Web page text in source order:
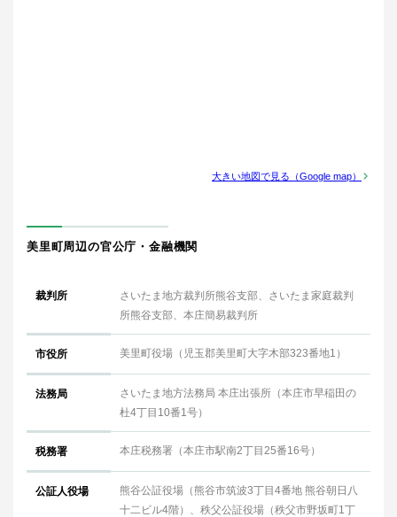
大きい地図で見る（Google map）
美里町周辺の官公庁・金融機関
裁判所
さいたま地方裁判所熊谷支部、さいたま家庭裁判
所熊谷支部、本庄簡易裁判所
市役所 美里町役場（児玉郡美里町大字木部323番地1）
法務局
さいたま地方法務局 本庄出張所（本庄市早稲田の
杜4丁目10番1号）
税務署 本庄税務署（本庄市駅南2丁目25番16号）
公証人役場
熊谷公証役場（熊谷市筑波3丁目4番地 熊谷朝日八
十二ビル4階）、秩父公証役場（秩父市野坂町1丁